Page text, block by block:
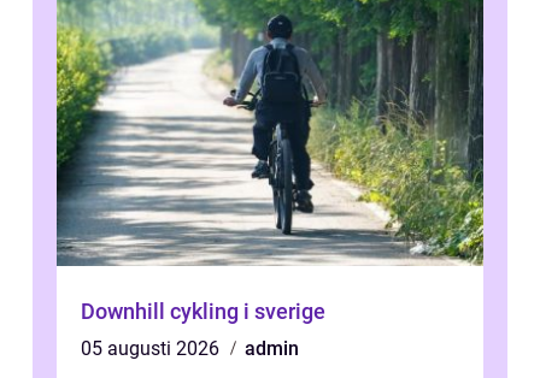
Downhill cykling i sverige
05 augusti 2026
admin